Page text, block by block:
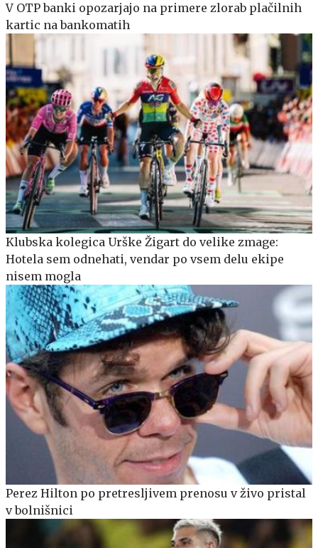
V OTP banki opozarjajo na primere zlorab plačilnih
kartic na bankomatih
Klubska kolegica Urške Žigart do velike zmage:
Hotela sem odnehati, vendar po vsem delu ekipe
nisem mogla
Perez Hilton po pretresljivem prenosu v živo pristal
v bolnišnici